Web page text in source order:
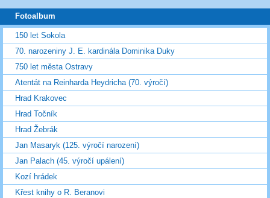
Fotoalbum
150 let Sokola
70. narozeniny J. E. kardinála Dominika Duky
750 let města Ostravy
Atentát na Reinharda Heydricha (70. výročí)
Hrad Krakovec
Hrad Točník
Hrad Žebrák
Jan Masaryk (125. výročí narození)
Jan Palach (45. výročí upálení)
Kozí hrádek
Křest knihy o R. Beranovi